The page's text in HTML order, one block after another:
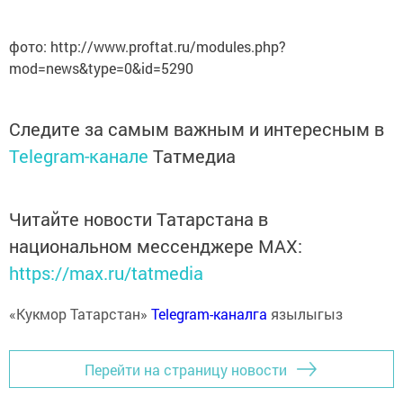
фото: http://www.proftat.ru/modules.php?
mod=news&type=0&id=5290
Следите за самым важным и интересным в
Telegram-канале Татмедиа
Читайте новости Татарстана в
национальном мессенджере MАХ:
https://max.ru/tatmedia
«Кукмор Татарстан» Telegram-каналга язылыгыз
Перейти на страницу новости